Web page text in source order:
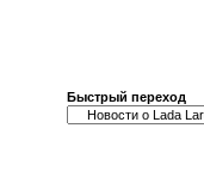
Быстрый переход